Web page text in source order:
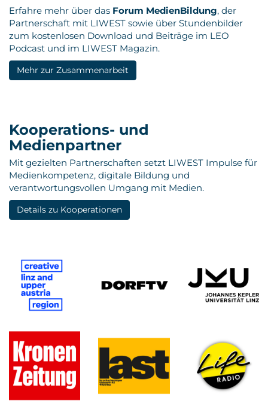
Erfahre mehr über das Forum MedienBildung, der
Partnerschaft mit LIWEST sowie über Stundenbilder
zum kostenlosen Download und Beiträge im LEO
Podcast und im LIWEST Magazin.
Mehr zur Zusammenarbeit
Kooperations- und
Medienpartner
Mit gezielten Partnerschaften setzt LIWEST Impulse für
Medienkompetenz, digitale Bildung und
verantwortungsvollen Umgang mit Medien.
Details zu Kooperationen